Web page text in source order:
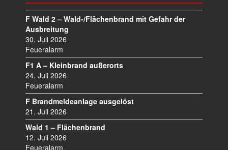
F Wald 2 – Wald-/Flächenbrand mit Gefahr der
Ausbreitung
30. Juli 2026
Feueralarm
F1 A – Kleinbrand außerorts
24. Juli 2026
Feueralarm
F Brandmeldeanlage ausgelöst
21. Juli 2026
Wald 1 – Flächenbrand
12. Juli 2026
Feueralarm